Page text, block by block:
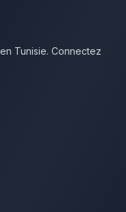
Tunisie. Connectez